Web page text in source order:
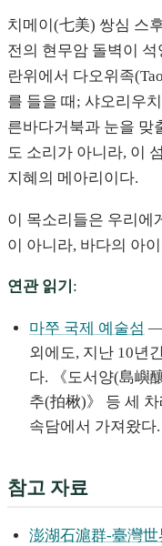
치메이(七美) 쌍심 스
전의 현무암 돌벽이
란위에서 다오위족
를 들을 때; 샤오리우
른바다거북과 눈을
도 소리가 아니라, 이
지혜의 메아리이다.
이 목소리들은 우리에
이 아니라, 바다의 아
연관 읽기 :
마쭈 국제 예술섬 —
외에도, 지난 10년
다. 《도서양(島嶼
추(拍楸)》 등 세
속담에서 가져왔다.
참고 자료
澎湖石滬群-臺灣